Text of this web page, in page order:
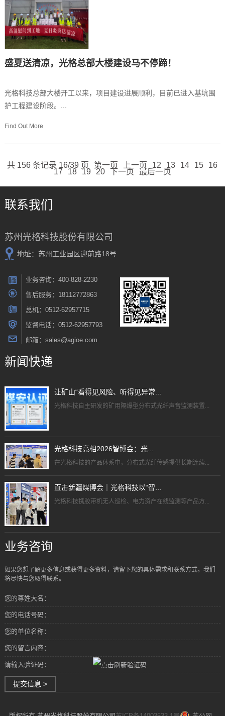
盛夏送清凉，光格总部大楼建设马不停蹄！
光格科技总部大楼开工以来，项目建设进展顺利，目前已进入基坑围
护工程建设阶段。...
Find Out More
共 156 条记录 16/39 页 第一页 上一页 12 13 14 15 16
17 18 19 20 下一页 最后一页
联系我们
苏州光格科技股份有限公司
地址：苏州工业园区迎前路18号
业务咨询：400-828-2230
售后服务：18112772863
总机：0512-62957715
监督电话：0512-62957793
邮箱：sales@agioe.com
新闻快递
让矿山“看得见风险、听得见异常...
光格科技自主研发的矿用隔爆型分布式光纤声音监测装置...
光格科技亮相2026智博会：光...
在光格科技的产品体系中，分布式光纤传感提供长期连续...
直击新疆煤博会｜光格科技以“智...
光格科技携胶带机无人巡检、电力资产在线监测等产品方...
业务咨询
如果您想了解更多信息或获得更多资料，请留下您的具体需求和联系方式，我们
将尽快与您取得联系。
您的尊姓大名：
您的电话号码：
您的单位名称：
您的留言内容：
请输入验证码：
提交信息 >